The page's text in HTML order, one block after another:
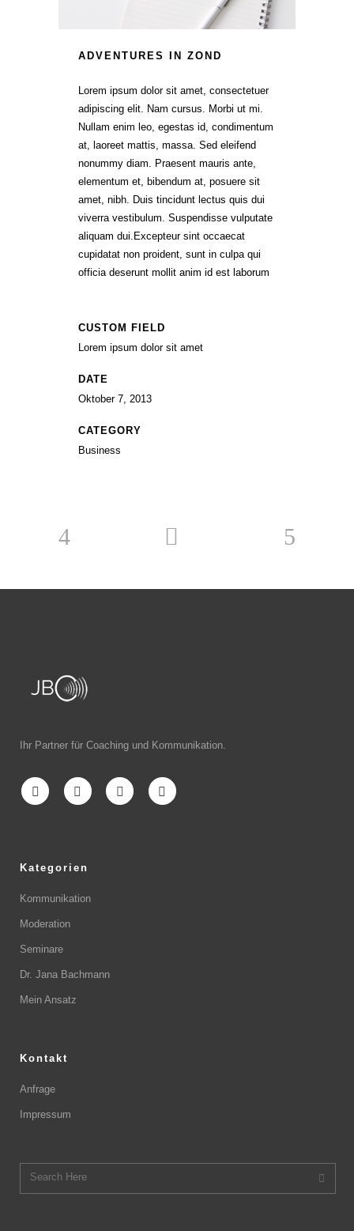
ADVENTURES IN ZOND
Lorem ipsum dolor sit amet, consectetuer
adipiscing elit. Nam cursus. Morbi ut mi.
Nullam enim leo, egestas id, condimentum
at, laoreet mattis, massa. Sed eleifend
nonummy diam. Praesent mauris ante,
elementum et, bibendum at, posuere sit
amet, nibh. Duis tincidunt lectus quis dui
viverra vestibulum. Suspendisse vulputate
aliquam dui.Excepteur sint occaecat
cupidatat non proident, sunt in culpa qui
officia deserunt mollit anim id est laborum
CUSTOM FIELD
Lorem ipsum dolor sit amet
DATE
Oktober 7, 2013
CATEGORY
Business
Ihr Partner für Coaching und Kommunikation.
Kategorien
Kommunikation
Moderation
Seminare
Dr. Jana Bachmann
Mein Ansatz
Kontakt
Anfrage
Impressum